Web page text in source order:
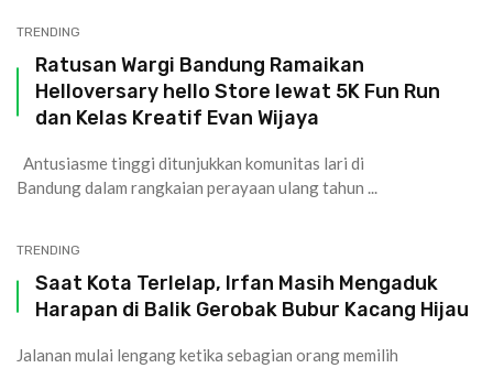
TRENDING
Ratusan Wargi Bandung Ramaikan
Helloversary hello Store lewat 5K Fun Run
dan Kelas Kreatif Evan Wijaya
Antusiasme tinggi ditunjukkan komunitas lari di
Bandung dalam rangkaian perayaan ulang tahun ...
TRENDING
Saat Kota Terlelap, Irfan Masih Mengaduk
Harapan di Balik Gerobak Bubur Kacang Hijau
Jalanan mulai lengang ketika sebagian orang memilih